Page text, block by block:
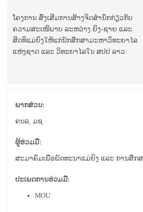
ໂຄງການ ສົ່ງເສີມການສ້າງຈິດສໍານຶກກ່ຽວກັບ
ຄວາມສະເໜີພາບ ລະຫວ່າງ ຍິງ-ຊາຍ ແລະ
ສິດທິແມ່ຍິງໃຫ້ແກ່ນັກສຶກສາມະຫາວິທະຍາໄລ
ແຫ່ງຊາດ ແລະ ວິທະຍາໄລໃນ ສປປ ລາວ
ພາກສ່ວນ:
ຄນລ, ມຊ
ຜູ້ຮ່ວມມື:
ສະມາຄົມເພື່ອພັດທະນາແມ່ຍິງ ແລະ ການສຶກ
ປະເພດການຮ່ວມມື:
MOU